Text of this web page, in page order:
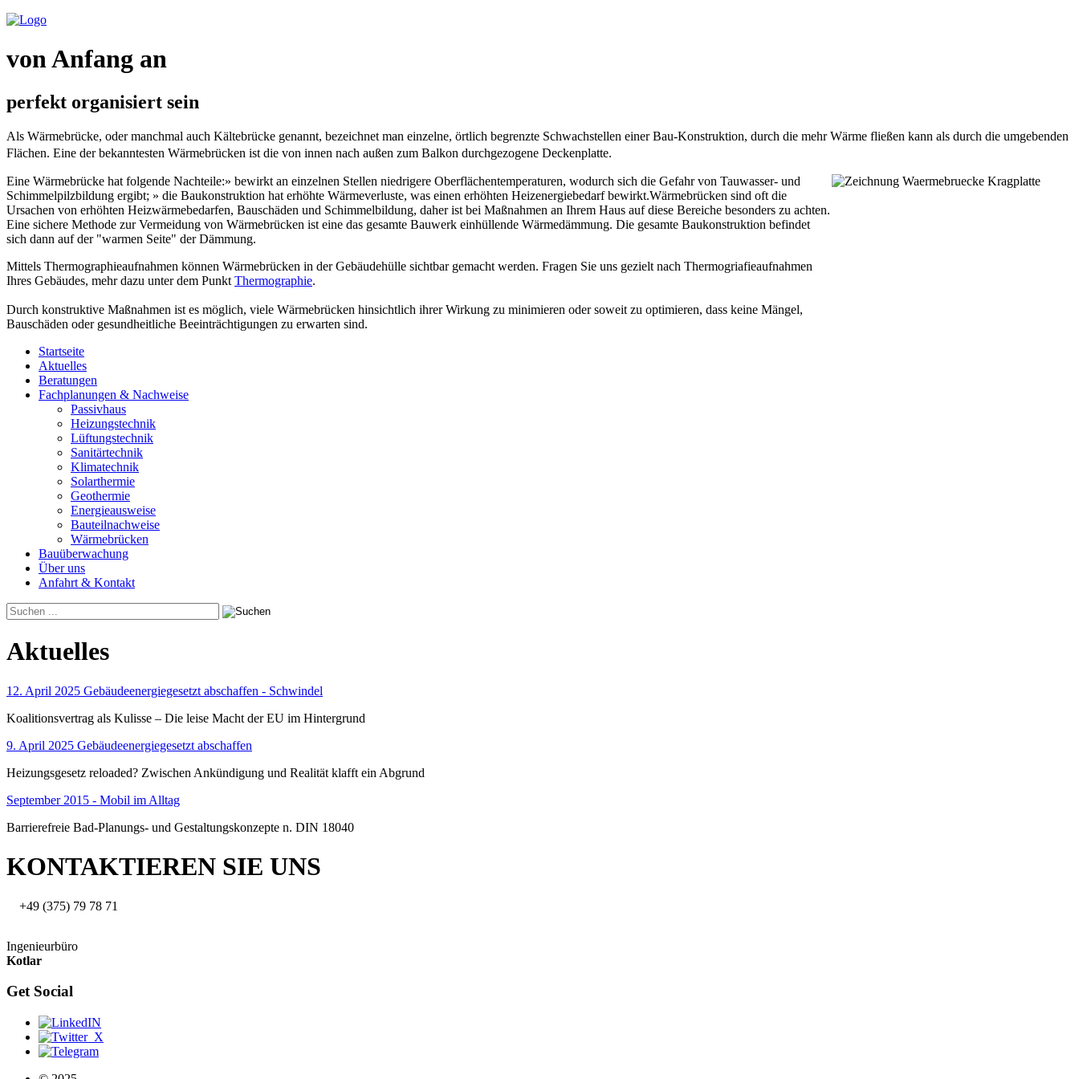
von Anfang an
perfekt organisiert sein
Als Wärmebrücke, oder manchmal auch Kältebrücke genannt, bezeichnet man einzelne, örtlich begrenzte Schwachstellen einer Bau-Konstruktion, durch die mehr Wärme fließen kann als durch die umgebenden
Flächen. Eine der bekanntesten Wärmebrücken ist die von innen nach außen zum Balkon durchgezogene Deckenplatte.
Eine Wärmebrücke hat folgende Nachteile:» bewirkt an einzelnen Stellen niedrigere Oberflächentemperaturen, wodurch sich die Gefahr von Tauwasser- und
Schimmelpilzbildung ergibt; » die Baukonstruktion hat erhöhte Wärmeverluste, was einen erhöhten Heizenergiebedarf bewirkt.Wärmebrücken sind oft die
Ursachen von erhöhten Heizwärmebedarfen, Bauschäden und Schimmelbildung, daher ist bei Maßnahmen an Ihrem Haus auf diese Bereiche besonders zu achten.
Eine sichere Methode zur Vermeidung von Wärmebrücken ist eine das gesamte Bauwerk einhüllende Wärmedämmung. Die gesamte Baukonstruktion befindet
sich dann auf der "warmen Seite" der Dämmung.
Mittels Thermographieaufnahmen können Wärmebrücken in der Gebäudehülle sichtbar gemacht werden. Fragen Sie uns gezielt nach Thermogriafieaufnahmen
Ihres Gebäudes, mehr dazu unter dem Punkt Thermographie.
Durch konstruktive Maßnahmen ist es möglich, viele Wärmebrücken hinsichtlich ihrer Wirkung zu minimieren oder soweit zu optimieren, dass keine Mängel,
Bauschäden oder gesundheitliche Beeinträchtigungen zu erwarten sind.
Startseite
Aktuelles
Beratungen
Fachplanungen & Nachweise
Passivhaus
Heizungstechnik
Lüftungstechnik
Sanitärtechnik
Klimatechnik
Solarthermie
Geothermie
Energieausweise
Bauteilnachweise
Wärmebrücken
Bauüberwachung
Über uns
Anfahrt & Kontakt
Aktuelles
12. April 2025 Gebäudeenergiegesetzt abschaffen - Schwindel
Koalitionsvertrag als Kulisse – Die leise Macht der EU im Hintergrund
9. April 2025 Gebäudeenergiegesetzt abschaffen
Heizungsgesetz reloaded? Zwischen Ankündigung und Realität klafft ein Abgrund
September 2015 - Mobil im Alltag
Barrierefreie Bad-Planungs- und Gestaltungskonzepte n. DIN 18040
KONTAKTIEREN SIE UNS
+49 (375) 79 78 71
Ingenieurbüro
Kotlar
Get Social